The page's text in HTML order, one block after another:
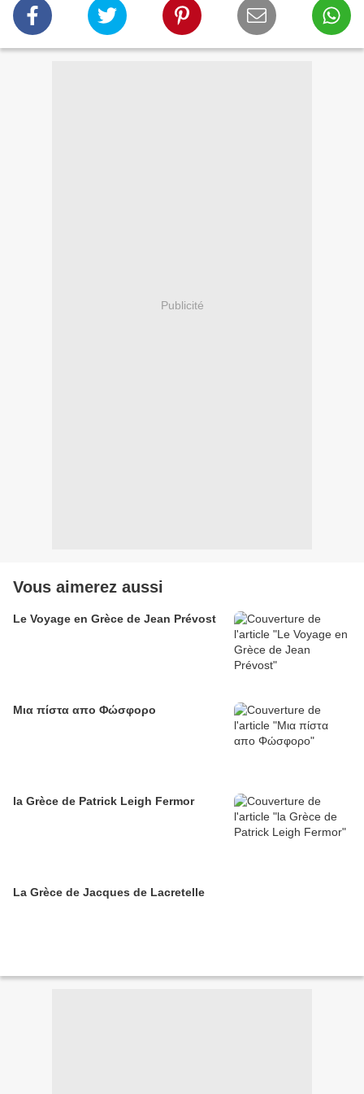
Publicité
Vous aimerez aussi
Le Voyage en Grèce de Jean Prévost
Μια πίστα απο Φώσφορo
la Grèce de Patrick Leigh Fermor
La Grèce de Jacques de Lacretelle